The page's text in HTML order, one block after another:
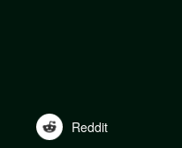
Reddit